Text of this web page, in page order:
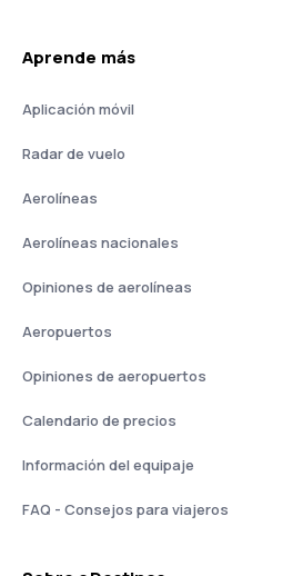
Aprende más
Aplicación móvil
Radar de vuelo
Aerolíneas
Aerolíneas nacionales
Opiniones de aerolíneas
Aeropuertos
Opiniones de aeropuertos
Calendario de precios
Información del equipaje
FAQ - Consejos para viajeros